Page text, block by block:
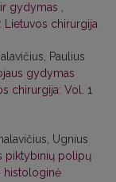
gydymas
Lietuvos chirurgija
Paulius
gydymas
chirurgija: Vol. 1
Ugnius
piktybinių polipų
histologinė